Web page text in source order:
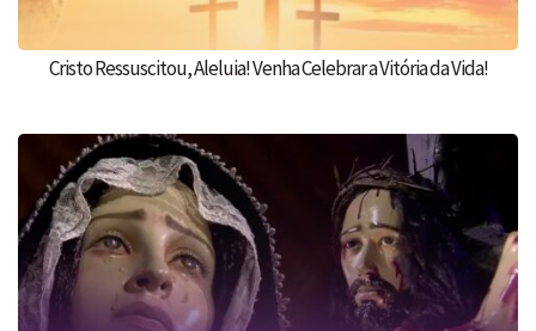
Cristo Ressuscitou, Aleluia! Venha Celebrar a Vitória da Vida!